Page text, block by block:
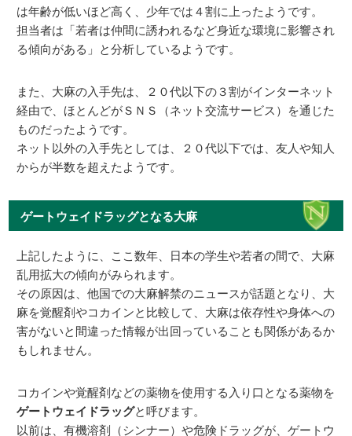
は年齢が低いほど高く、少年では４割に上ったようです。
担当者は「若者は仲間に誘われるなど身近な環境に影響され
る傾向がある」と分析しているようです。
また、大麻の入手先は、２０代以下の３割がインターネット
経由で、ほとんどがＳＮＳ（ネット交流サービス）を通じた
ものだったようです。
ネット以外の入手先としては、２０代以下では、友人や知人
からが半数を超えたようです。
ゲートウェイドラッグとなる大麻
上記したように、ここ数年、日本の学生や若者の間で、大麻
乱用拡大の傾向がみられます。
その原因は、他国での大麻解禁のニュースが話題となり、大
麻を覚醒剤やコカインと比較して、大麻は依存性や身体への
害がないと間違った情報が出回っていることも関係があるか
もしれません。
コカインや覚醒剤などの薬物を使用する入り口となる薬物を
ゲートウェイドラッグと呼びます。
以前は、有機溶剤（シンナー）や危険ドラッグが、ゲートウ